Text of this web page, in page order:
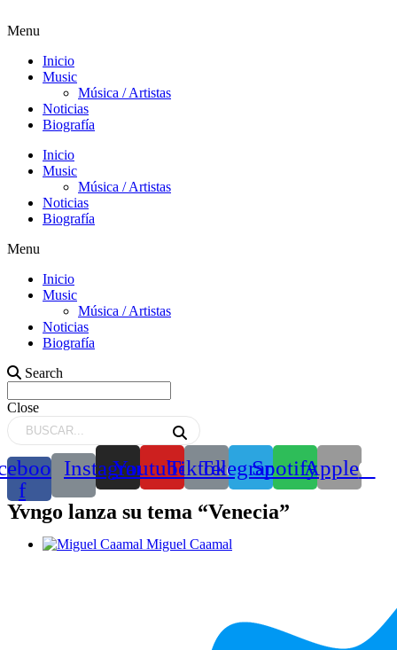
Menu
Inicio
Music
Música / Artistas
Noticias
Biografía
Inicio
Music
Música / Artistas
Noticias
Biografía
Menu
Inicio
Music
Música / Artistas
Noticias
Biografía
Search
Close
f
Instagram
YoutubeTiktokTelegramSpotifyApple
Yvngo lanza su tema “Venecia”
Miguel Caamal